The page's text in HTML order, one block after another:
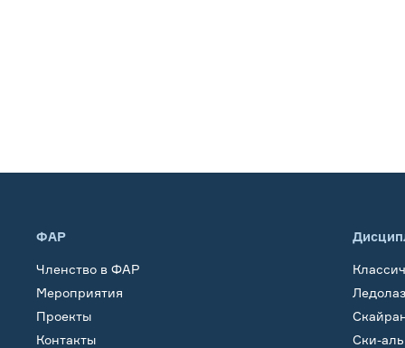
ФАР
Членство в ФАР
Мероприятия
Проекты
Контакты
Ски-